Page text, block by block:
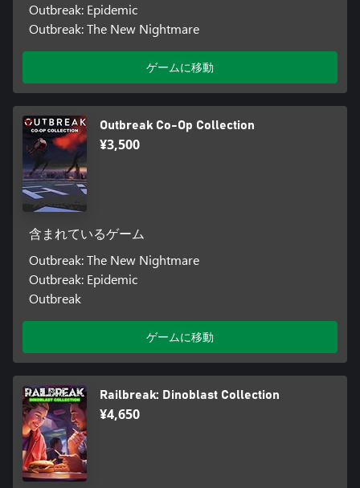
Outbreak: Epidemic
Outbreak: The New Nightmare
ゲームに移動
Outbreak Co-Op Collection
¥3,500
含まれているゲーム
Outbreak: The New Nightmare
Outbreak: Epidemic
Outbreak
ゲームに移動
Railbreak: Dinoblast Collection
¥4,650